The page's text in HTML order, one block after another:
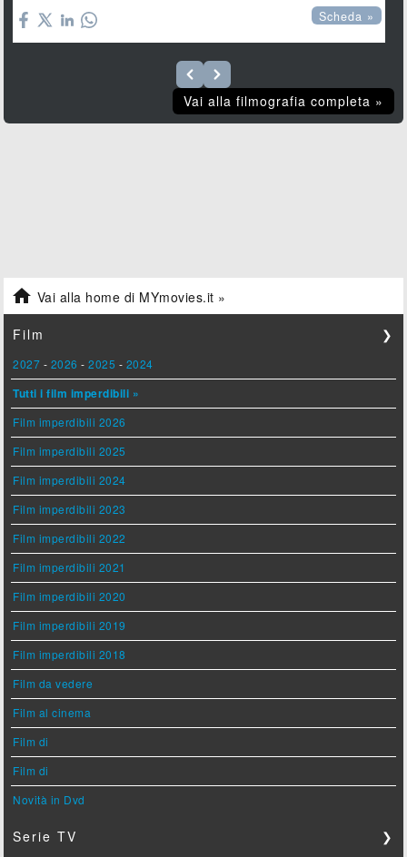
Scheda »
Vai alla filmografia completa »
 Vai alla home di MYmovies.it »
Film ❯
2027 - 2026 -2025 - 2024
Tutti i film imperdibili »
Film imperdibili 2026
Film imperdibili 2025
Film imperdibili 2024
Film imperdibili 2023
Film imperdibili 2022
Film imperdibili 2021
Film imperdibili 2020
Film imperdibili 2019
Film imperdibili 2018
Film da vedere
Film al cinema
Film di
Film di
Novità in Dvd
Serie TV ❯